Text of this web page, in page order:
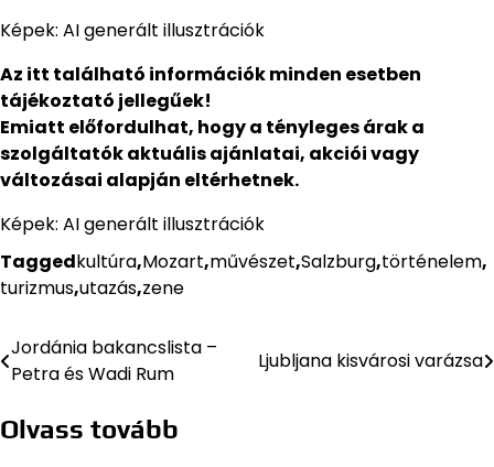
Képek: AI generált illusztrációk
Az itt található információk minden esetben
tájékoztató jellegűek!
Emiatt előfordulhat, hogy a tényleges árak a
szolgáltatók aktuális ajánlatai, akciói vagy
változásai alapján eltérhetnek.
Képek: AI generált illusztrációk
Taggedkultúra,Mozart,művészet,Salzburg,történelem,
turizmus,utazás,zene
Bejegyzés
Jordánia bakancslista –
Petra és Wadi Rum
Ljubljana kisvárosi varázsa
Olvass tovább